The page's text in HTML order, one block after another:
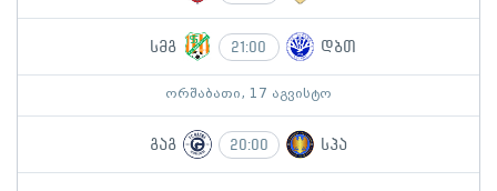
სმგ 21:00 დბთ
ორშაბათი, 17 აგვისტო
გაგ 20:00 სპა